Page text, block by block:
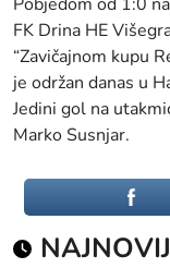
FK Drina HE
“Zavičajnom kupu
je održan danas u
Jedini gol na
Marko Susnjar.